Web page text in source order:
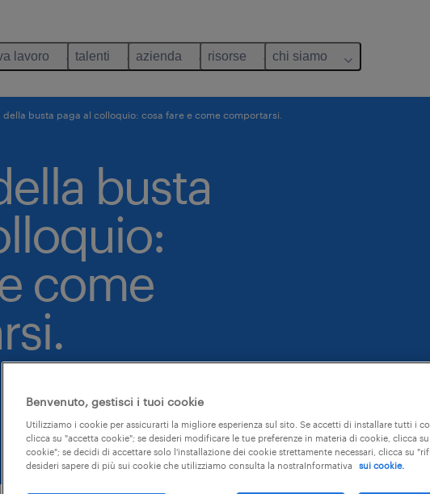
lavoro talenti azienda risorse chi siamo
della busta paga al colloquio: cosa fare e come comportarsi.
busta
come
sui social:
Benvenuto, gestisci i tuoi cookie
Utilizziamo i cookie per assicurarti la migliore esperienza sul sito. Se accetti di installare tutti i
clicca su "accetta cookie"; se desideri modificare le tue preferenze in materia di cookie, clicca
cookie"; se decidi di accettare solo l'installazione dei cookie strettamente necessari, clicca su
desideri sapere di più sui cookie che utilizziamo consulta la nostraInformativa
sui cookie.